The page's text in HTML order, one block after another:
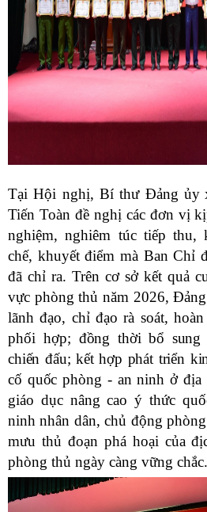
Tại Hội nghị, Bí thư Đảng ủy
Tiến Toàn đề nghị các đơn vị
nghiệm, nghiêm túc tiếp thu,
chế, khuyết điểm mà Ban Chỉ
đã chỉ ra. Trên cơ sở kết quả
vực phòng thủ năm 2026,
lãnh đạo, chỉ đạo rà soát,
phối hợp; đồng thời bổ sung
chiến đấu; kết hợp phát triển
cố quốc phòng - an ninh ở địa
giáo dục nâng cao ý thức
ninh nhân dân, chủ động
mưu thủ đoạn phá hoại của
phòng thủ ngày càng vững chắc.